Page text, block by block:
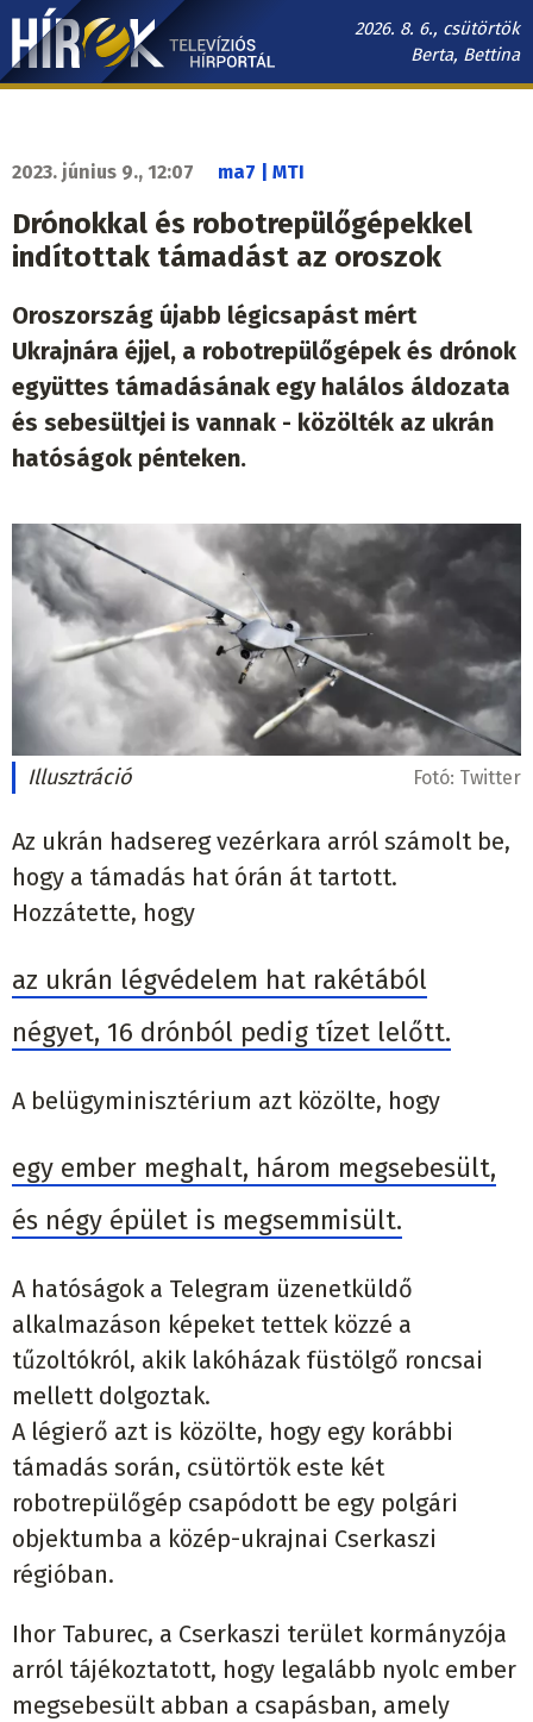
Ugrás
tartalomra
2026. 8. 6., csütörtök
Berta, Bettina
Hírek.sk
navigáció
2023. június 9., 12:07 ma7 | MTI
Drónokkal és robotrepülőgépekkel
indítottak támadást az oroszok
Oroszország újabb légicsapást mért
Ukrajnára éjjel, a robotrepülőgépek és drónok
együttes támadásának egy halálos áldozata
és sebesültjei is vannak - közölték az ukrán
hatóságok pénteken.
Illusztráció Fotó: Twitter
Az ukrán hadsereg vezérkara arról számolt be,
hogy a támadás hat órán át tartott.
Hozzátette, hogy
az ukrán légvédelem hat rakétából
négyet, 16 drónból pedig tízet lelőtt.
A belügyminisztérium azt közölte, hogy
egy ember meghalt, három megsebesült,
és négy épület is megsemmisült.
A hatóságok a Telegram üzenetküldő
alkalmazáson képeket tettek közzé a
tűzoltókról, akik lakóházak füstölgő roncsai
mellett dolgoztak.
A légierő azt is közölte, hogy egy korábbi
támadás során, csütörtök este két
robotrepülőgép csapódott be egy polgári
objektumba a közép-ukrajnai Cserkaszi
régióban.
Ihor Taburec, a Cserkaszi terület kormányzója
arról tájékoztatott, hogy legalább nyolc ember
megsebesült abban a csapásban, amely